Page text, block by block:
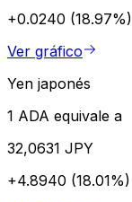
+0.0240 (18.97%)
Ver gráfico
Yen japonés
1 ADA equivale a
32,0631 JPY
+4.8940 (18.01%)